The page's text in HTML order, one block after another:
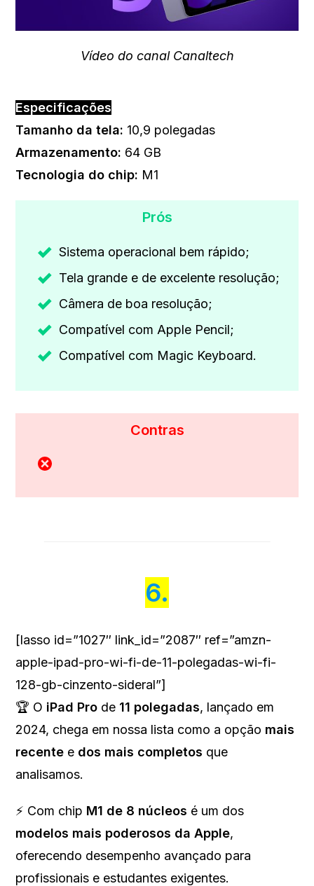
Vídeo do canal Canaltech
Especificações
Tamanho da tela: 10,9 polegadas
Armazenamento: 64 GB
Tecnologia do chip: ‎M1
Prós
Sistema operacional bem rápido;
Tela grande e de excelente resolução;
Câmera de boa resolução;
Compatível com Apple Pencil;
Compatível com Magic Keyboard.
Contras
6.
[lasso id=”1027″ link_id=”2087″ ref=”amzn-
apple-ipad-pro-wi-fi-de-11-polegadas-wi-fi-
128-gb-cinzento-sideral”]
🏆 O iPad Pro de 11 polegadas, lançado em
2024, chega em nossa lista como a opção mais
recente e dos mais completos que
analisamos.
⚡ Com chip M1 de 8 núcleos é um dos
modelos mais poderosos da Apple,
oferecendo desempenho avançado para
profissionais e estudantes exigentes.